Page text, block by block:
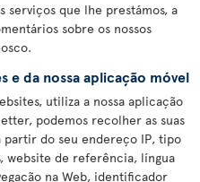
serviços que lhe prestámos, a
sobre os nossos
e da nossa aplicação móvel
utiliza a nossa aplicação
podemos recolher as suas
partir do seu endereço IP, tipo
website de referência, língua
na Web, identificador